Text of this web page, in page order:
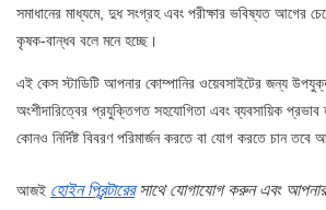
সমাধানের মাধ্যমে, দুধ সংগ্রহ এবং পরীক্ষার ভবিষ্যত আগের
কৃষক-বান্ধব বলে মনে হচ্ছে।
এই কেস স্টাডিটি আপনার কোম্পানির ওয়েবসাইটের জন্য
অংশীদারিত্বের প্রযুক্তিগত সহযোগিতা এবং ব্যবসায়িক
কোনও নির্দিষ্ট বিবরণ পরিমার্জন করতে বা যোগ করতে চান তবে
আজই হোইন প্রিন্টারের সাথে যোগাযোগ করুন এবং